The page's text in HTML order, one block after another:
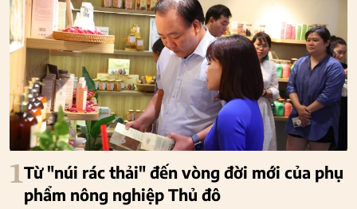
1Từ "núi rác thải" đến vòng đời mới của phụ
phẩm nông nghiệp Thủ đô